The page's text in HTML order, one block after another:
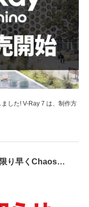
した! V-Ray 7 は、制作方
り早くChaos…